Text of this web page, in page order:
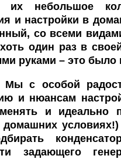
небольшое
и настройки в
со всеми
один раз в
руками – это было
радостью
и нюансам
и идеально
задающего